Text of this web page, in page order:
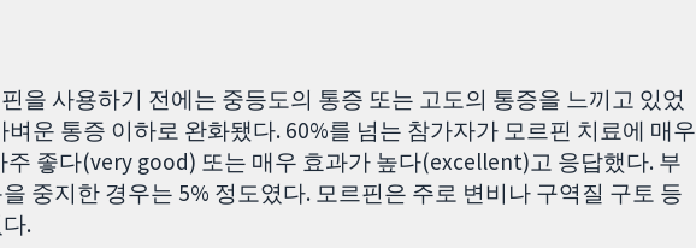
을 사용하기 전에는 중등도의 통증 또는 고도의 통증을 느끼고 있었
운 통증 이하로 완화됐다. 60%를 넘는 참가자가 모르핀 치료에 매우
좋다(very good) 또는 매우 효과가 높다(excellent)고 응답했다. 부
중지한 경우는 5% 정도였다. 모르핀은 주로 변비나 구역질 구토 등
.